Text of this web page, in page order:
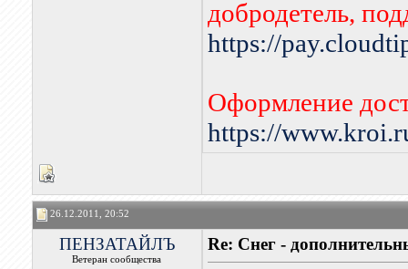
добродетель,
https://
Оформление
https://
26.12.2011, 20:52
ПЕНЗАТАЙЛЪ
Ветеран сообщества
Re: Снег -